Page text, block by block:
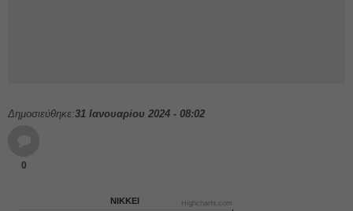
Δημοσιεύθηκε:31 Ιανουαρίου 2024 - 08:02
0
NIKKEI Highcharts.com